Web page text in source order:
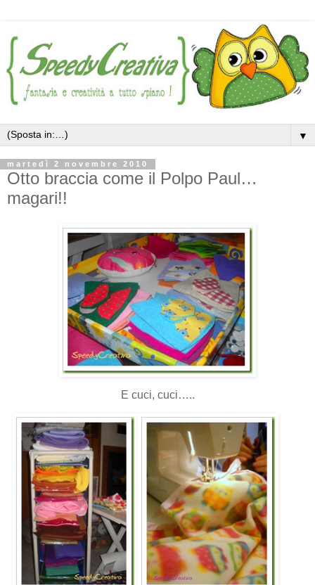
▼
martedì 2 novembre 2010
Otto braccia come il Polpo Paul…
magari!!
E cuci, cuci…..